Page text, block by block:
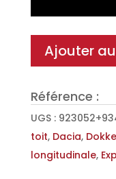
acier
115
cm
pour
Renault
Ajouter
Référence :
UGS :
toit, Dacia,
longitudinale,